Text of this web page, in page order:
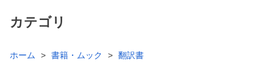
カテゴリ
ホーム 書籍・ムック 翻訳書